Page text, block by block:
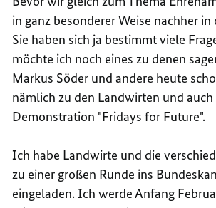
in ganz besonderer Weise nachher
Sie haben sich ja bestimmt viele
möchte ich noch eines zu denen
Markus Söder und andere heute
nämlich zu den Landwirten und auch
Demonstration "Fridays for Future".
Ich habe Landwirte und die
zu einer großen Runde ins
eingeladen. Ich werde Anfang